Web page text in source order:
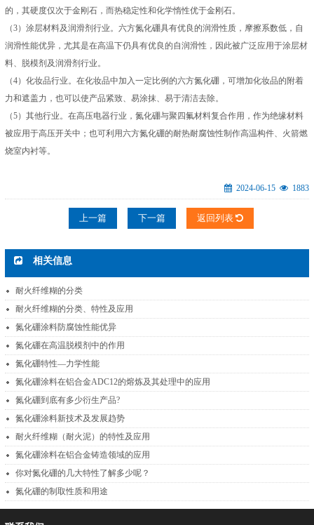
的，其硬度仅次于金刚石，而热稳定性和化学惰性优于金刚石。
（3）涂层材料及润滑剂行业。六方氮化硼具有优良的润滑性质，摩擦系数低，自
润滑性能优异，尤其是在高温下仍具有优良的自润滑性，因此被广泛应用于涂层材
料、脱模剂及润滑剂行业。
（4）化妆品行业。在化妆品中加入一定比例的六方氮化硼，可增加化妆品的附着
力和遮盖力，也可以使产品紧致、易涂抹、易于清洁去除。
（5）其他行业。在高压电器行业，氮化硼与聚四氟材料复合作用，作为绝缘材料
被应用于高压开关中；也可利用六方氮化硼的耐热耐腐蚀性制作高温构件、火箭燃
烧室内衬等。
2024-06-15 1883
上一篇 下一篇 返回列表
相关信息
耐火纤维糊的分类
耐火纤维糊的分类、特性及应用
氮化硼涂料防腐蚀性能优异
氮化硼在高温脱模剂中的作用
氮化硼特性—力学性能
氮化硼涂料在铝合金ADC12的熔炼及其处理中的应用
氮化硼到底有多少衍生产品?
氮化硼涂料新技术及发展趋势
耐火纤维糊（耐火泥）的特性及应用
氮化硼涂料在铝合金铸造领域的应用
你对氮化硼的几大特性了解多少呢？
氮化硼的制取性质和用途